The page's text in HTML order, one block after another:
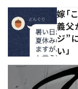
嫁「
義父
ジ”
い」